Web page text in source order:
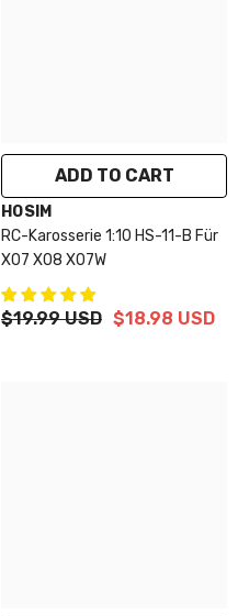
ADD TO CART
VENDOR:
HOSIM
RC-Karosserie 1:10 HS-11-B Für
X07 X08 X07W
$19.99 USD $18.98 USD